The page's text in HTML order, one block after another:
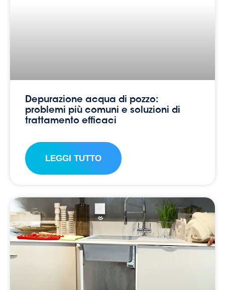
Depurazione acqua di pozzo:
problemi più comuni e soluzioni di
trattamento efficaci
LEGGI TUTTO